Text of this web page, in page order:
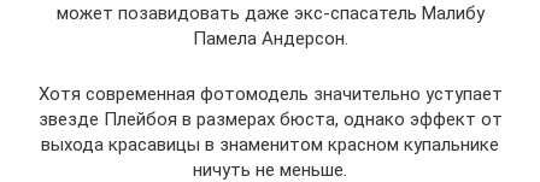
может позавидовать даже экс-спасатель Малибу
Памела Андерсон.
Хотя современная фотомодель значительно уступает
звезде Плейбоя в размерах бюста, однако эффект от
выхода красавицы в знаменитом красном купальнике
ничуть не меньше.